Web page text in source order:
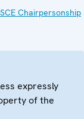
Chairpersonship
expressly
of the